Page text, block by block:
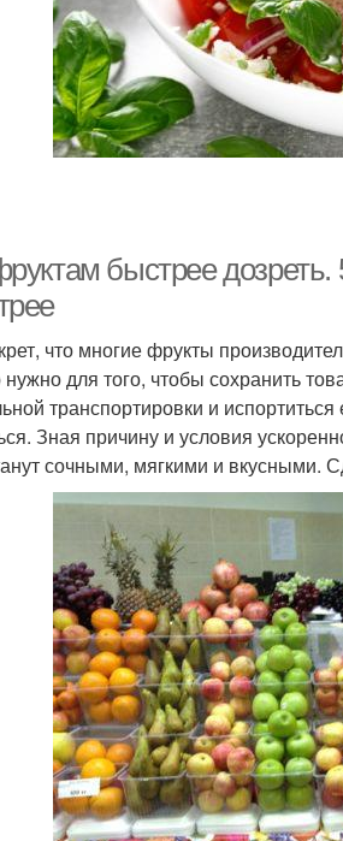
быстрее
что многие фрукты
для того, чтобы сохранить
транспортировки и
Зная причину и условия
сочными, мягкими и вкусными.